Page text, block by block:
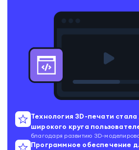
Технология 3D-печати
широкого круга
благодаря развитию 3D-
Программное обеспечение